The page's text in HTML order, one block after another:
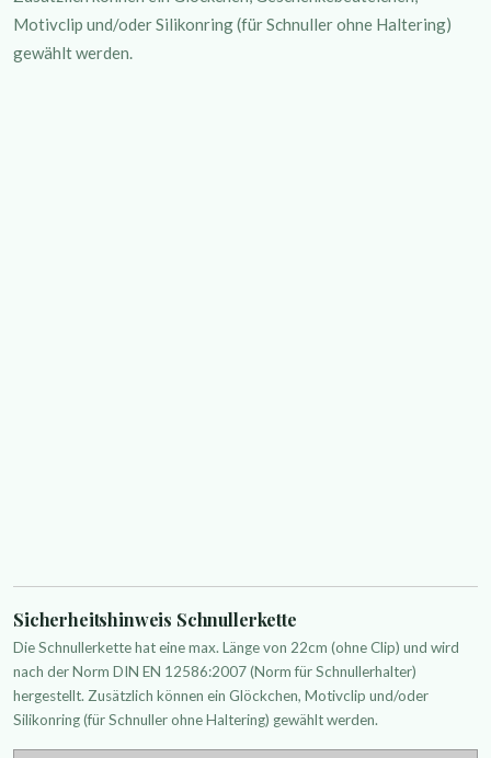
Motivclip und/oder Silikonring (für Schnuller ohne Haltering)
gewählt werden.
Sicherheitshinweis Schnullerkette
Die Schnullerkette hat eine max. Länge von 22cm (ohne Clip) und wird
nach der Norm DIN EN 12586:2007 (Norm für Schnullerhalter)
hergestellt. Zusätzlich können ein Glöckchen, Motivclip und/oder
Silikonring (für Schnuller ohne Haltering) gewählt werden.